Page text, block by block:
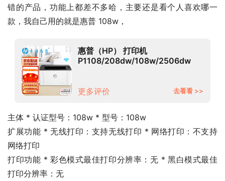
错的产品，功能上都差不多哈，主要还是看个人喜欢哪一
款，我自己用的就是惠普 108w，
惠普（HP） 打印机
P1108/208dw/108w/2506dw
代P1108
更多评价 去看看 >>
主体 * 认证型号：108w * 型号：108w
扩展功能 * 无线打印：支持无线打印 * 网络打印：不支持
网络打印
打印功能 * 彩色模式最佳打印分辨率：无 * 黑白模式最佳
打印分辨率：无